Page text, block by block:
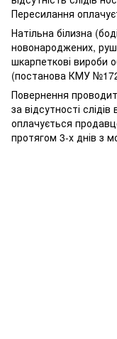
Пересилання
Натільна білизна
новонароджених,
шкарпеткові вироби
(постанова КМУ
Повернення
за відсутності
оплачується
протягом 3-х днів з